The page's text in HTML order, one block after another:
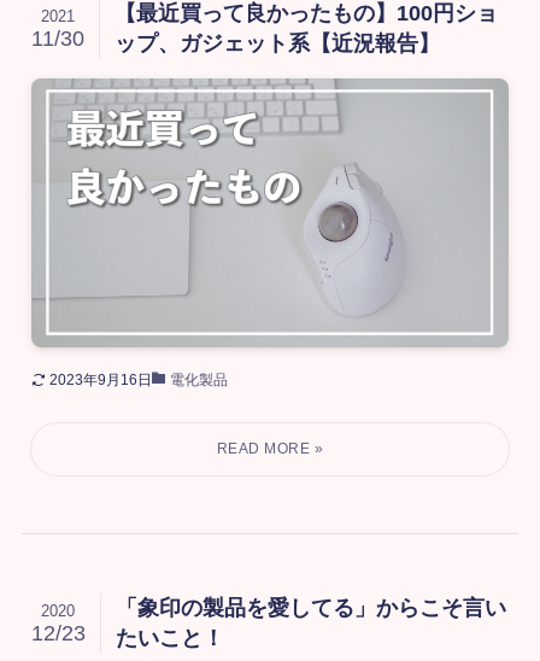
【最近買って良かったもの】100円ショ
ップ、ガジェット系【近況報告】
2021
11/30
2023年9月16日 電化製品
「象印の製品を愛してる」からこそ言い
たいこと！
2020
12/23